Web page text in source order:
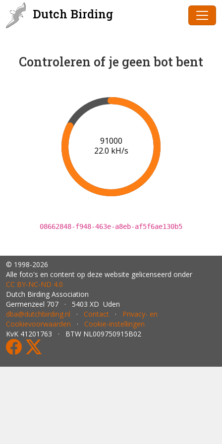
Dutch Birding
Controleren of je geen bot bent
93000
21.3 kH/s
08662848-f948-463e-a8eb-af5f6ae130b5
© 1998-2026
Alle foto's en content op deze website gelicenseerd onder
CC BY‑NC‑ND 4.0
Dutch Birding Association
Germenzeel 707 · 5403 XD Uden
dba@dutchbirding.nl · Contact · Privacy- en
Cookievoorwaarden · Cookie-instellingen
KvK 41201763 · BTW NL009750915B02